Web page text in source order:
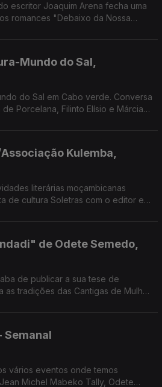
escritor Joaquim Arena fecha uma
romances "Debaixo da Nossa
Mundo do Sal,
do Sal em Cabo verde. Conversa
Porcelana, Filinto Elísio e Márcia
Kulemba,
literárias moçambicanas
de cultura Soletras com o editor e
de Odete Semedo,
de publicar a sua tese de
as tradições das Cantigas de Mulher
Semanal
vários eventos onde temos